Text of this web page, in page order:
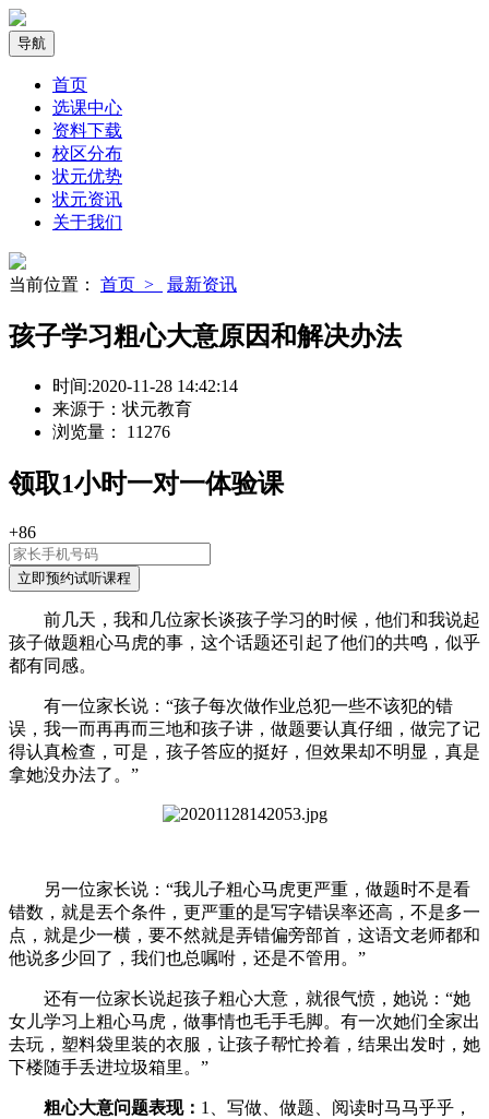
导航
首页
选课中心
资料下载
校区分布
状元优势
状元资讯
关于我们
当前位置： 首页 > 最新资讯
孩子学习粗心大意原因和解决办法
时间:2020-11-28 14:42:14
来源于： 状元教育
浏览量： 11276
领取1小时一对一体验课
+86
前几天，我和几位家长谈孩子学习的时候，他们和我说起
孩子做题粗心马虎的事，这个话题还引起了他们的共鸣，似乎
都有同感。
有一位家长说：“孩子每次做作业总犯一些不该犯的错
误，我一而再再而三地和孩子讲，做题要认真仔细，做完了记
得认真检查，可是，孩子答应的挺好，但效果却不明显，真是
拿她没办法了。”
另一位家长说：“我儿子粗心马虎更严重，做题时不是看
错数，就是丟个条件，更严重的是写字错误率还高，不是多一
点，就是少一横，要不然就是弄错偏旁部首，这语文老师都和
他说多少回了，我们也总嘱咐，还是不管用。”
还有一位家长说起孩子粗心大意，就很气愤，她说：“她
女儿学习上粗心马虎，做事情也毛手毛脚。有一次她们全家出
去玩，塑料袋里装的衣服，让孩子帮忙拎着，结果出发时，她
下楼随手丢进垃圾箱里。”
粗心大意问题表现： 1、写做、做题、阅读时马马乎乎，